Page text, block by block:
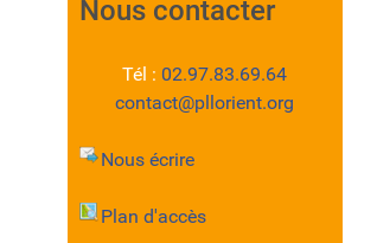
Nous contacter
Tél : 02.97.83.69.64
contact@pllorient.org
Nous écrire
Plan d'accès